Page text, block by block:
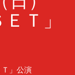
Ｔ」
」公演